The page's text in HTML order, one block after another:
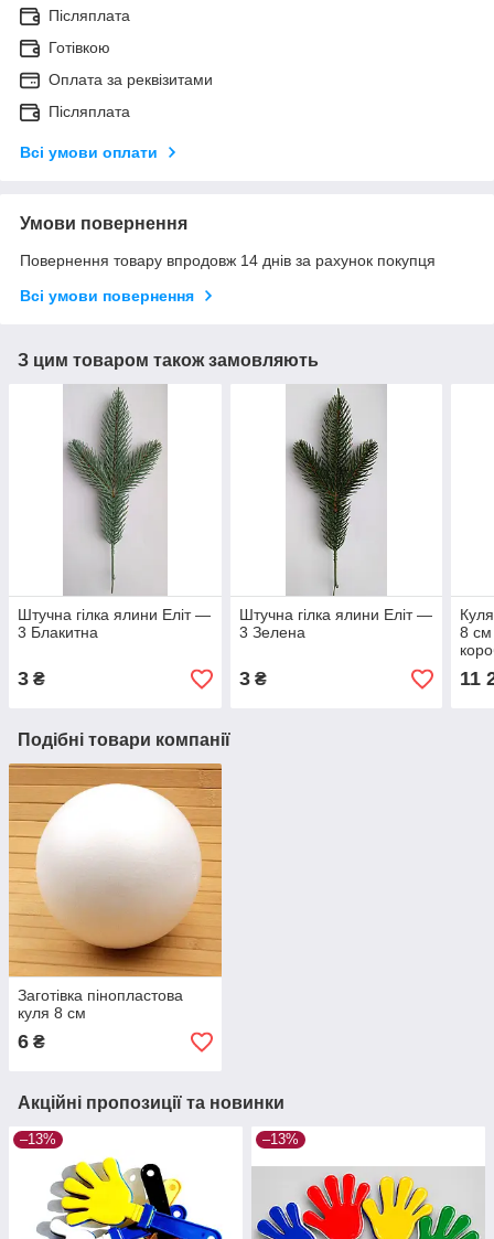
Післяплата
Готівкою
Оплата за реквізитами
Післяплата
Всі умови оплати
Умови повернення
Повернення товару впродовж 14 днів за рахунок покупця
Всі умови повернення
З цим товаром також замовляють
Штучна гілка ялини Еліт —
3 Блакитна
3 ₴
Штучна гілка ялини Еліт —
3 Зелена
3₴
8 см
11
Подібні товари компанії
Заготівка пінопластова
куля 8 см
6 ₴
Акційні пропозиції та новинки
–13% –13%